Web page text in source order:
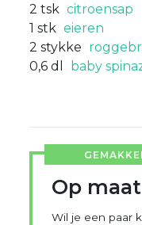
2 tsk citroensap
1 stk eieren
2 stykke
0,6 dl baby
Op
Wil je een paar